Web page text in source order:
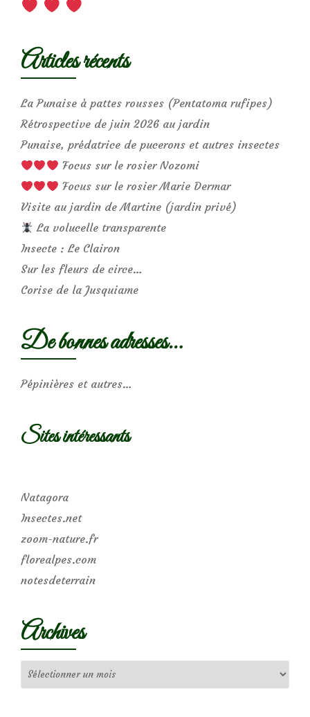
Articles récents
La Punaise à pattes rousses (Pentatoma rufipes)
Rétrospective de juin 2026 au jardin
Punaise, prédatrice de pucerons et autres insectes
Focus sur le rosier Nozomi
Focus sur le rosier Marie Dermar
Visite au jardin de Martine (jardin privé)
La volucelle transparente
Insecte : Le Clairon
Sur les fleurs de circe…
Corise de la Jusquiame
De bonnes adresses…
Pépinières et autres…
Sites intéressants
Natagora
Insectes.net
zoom-nature.fr
florealpes.com
notesdeterrain
Archives